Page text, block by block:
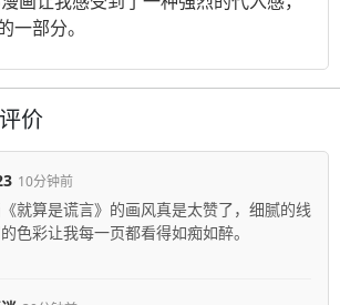
一部分。
价
10分钟前
就算是谎言》的画风真是太赞了，细腻的线
色彩让我每一页都看得如痴如醉。